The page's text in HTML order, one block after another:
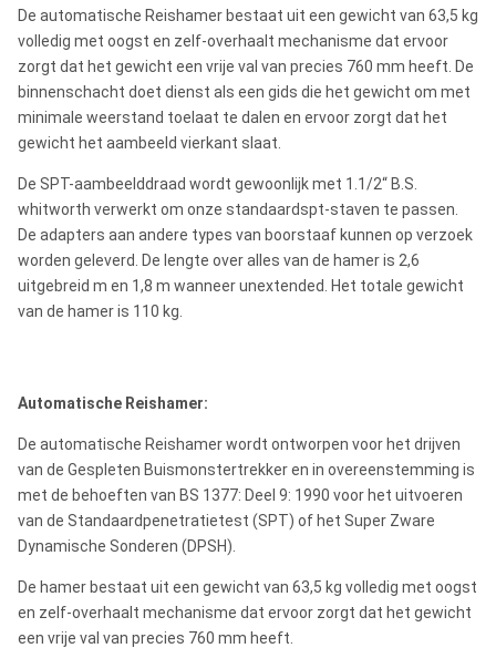
De automatische Reishamer bestaat uit een gewicht van 63,5 kg
volledig met oogst en zelf-overhaalt mechanisme dat ervoor
zorgt dat het gewicht een vrije val van precies 760 mm heeft. De
binnenschacht doet dienst als een gids die het gewicht om met
minimale weerstand toelaat te dalen en ervoor zorgt dat het
gewicht het aambeeld vierkant slaat.
De SPT-aambeelddraad wordt gewoonlijk met 1.1/2“ B.S.
whitworth verwerkt om onze standaardspt-staven te passen.
De adapters aan andere types van boorstaaf kunnen op verzoek
worden geleverd. De lengte over alles van de hamer is 2,6
uitgebreid m en 1,8 m wanneer unextended. Het totale gewicht
van de hamer is 110 kg.
Automatische Reishamer:
De automatische Reishamer wordt ontworpen voor het drijven
van de Gespleten Buismonstertrekker en in overeenstemming is
met de behoeften van BS 1377: Deel 9: 1990 voor het uitvoeren
van de Standaardpenetratietest (SPT) of het Super Zware
Dynamische Sonderen (DPSH).
De hamer bestaat uit een gewicht van 63,5 kg volledig met oogst
en zelf-overhaalt mechanisme dat ervoor zorgt dat het gewicht
een vrije val van precies 760 mm heeft.